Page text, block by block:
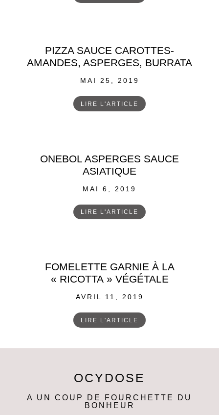
PIZZA SAUCE CAROTTES-
AMANDES, ASPERGES, BURRATA
POSTED
MAI 25, 2019
LIRE L'ARTICLE
ONEBOL ASPERGES SAUCE
ASIATIQUE
POSTED
MAI 6, 2019
LIRE L'ARTICLE
FOMELETTE GARNIE À LA
« RICOTTA » VÉGÉTALE
POSTED
AVRIL 11, 2019
LIRE L'ARTICLE
OCYDOSE
A UN COUP DE FOURCHETTE DU
BONHEUR